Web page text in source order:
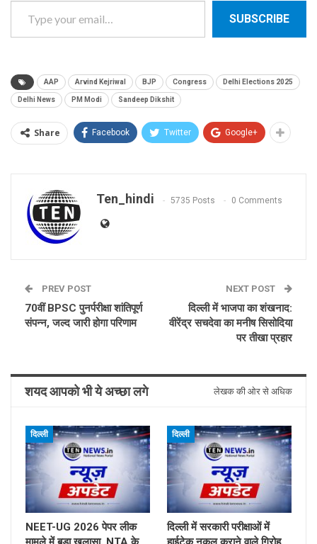
SUBSCRIBE
AAP Arvind Kejriwal BJP Congress Delhi Elections 2025
Delhi News PM Modi Sandeep Dikshit
Share Facebook Twitter Google+
Ten_hindi 5735 Posts 0 Comments
PREV POST
70वीं BPSC पुनर्परीक्षा शांतिपूर्ण
संपन्न, जल्द जारी होगा परिणाम
NEXT POST
दिल्ली में भाजपा का शंखनाद:
वीरेंद्र सचदेवा का मनीष सिसोदिया
पर तीखा प्रहार
शयद आपको भी ये अच्छा लगे लेखक की ओर से अधिक
दिल्ली
NEET-UG 2026 पेपर लीक
दिल्ली
दिल्ली में सरकारी परीक्षाओं में